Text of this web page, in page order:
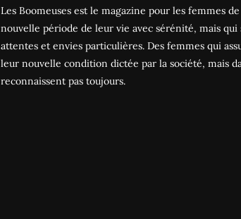
Les Boomeuses est le magazine pour les femmes
nouvelle période de leur vie avec sérénité, mais qui
attentes et envies particulières. Des femmes qui
leur nouvelle condition dictée par la société, mais
reconnaissent pas toujours.